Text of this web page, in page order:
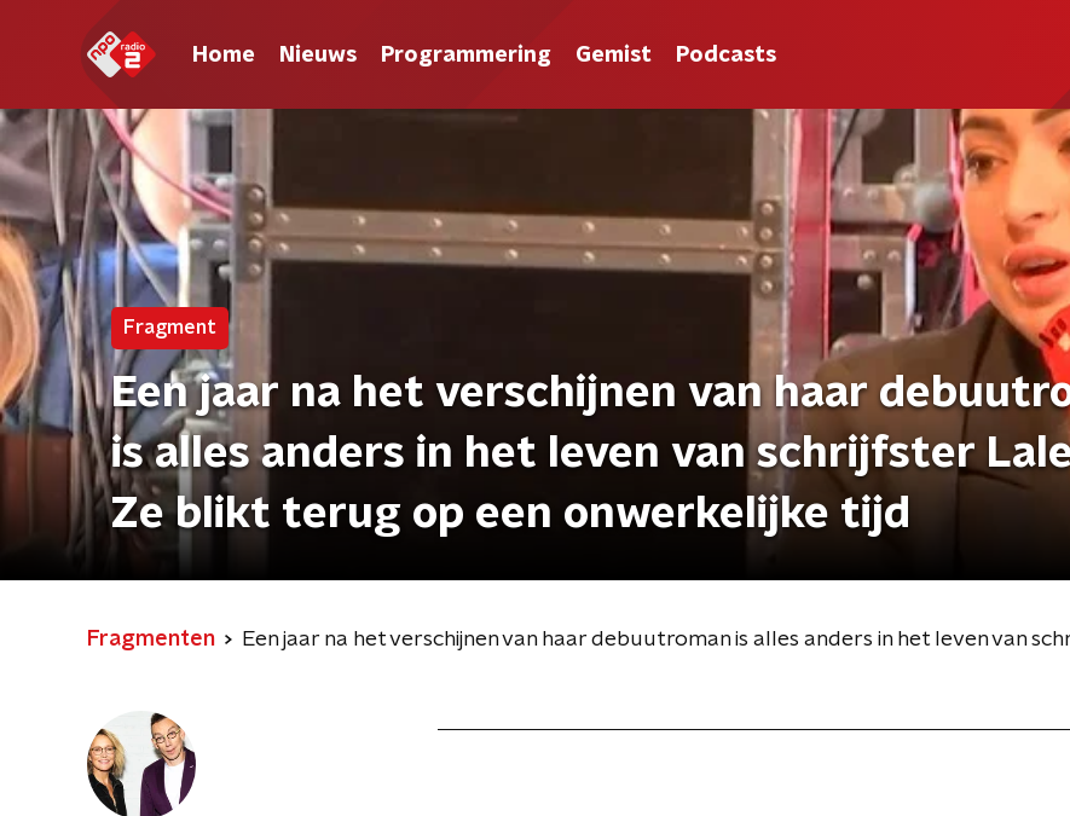
Home Nieuws Programmering Gemist Podcasts
Fragment
Een jaar na het verschijnen van haar
is alles anders in het leven van schrijfster
Ze blikt terug op een onwerkelijke tijd
Fragmenten